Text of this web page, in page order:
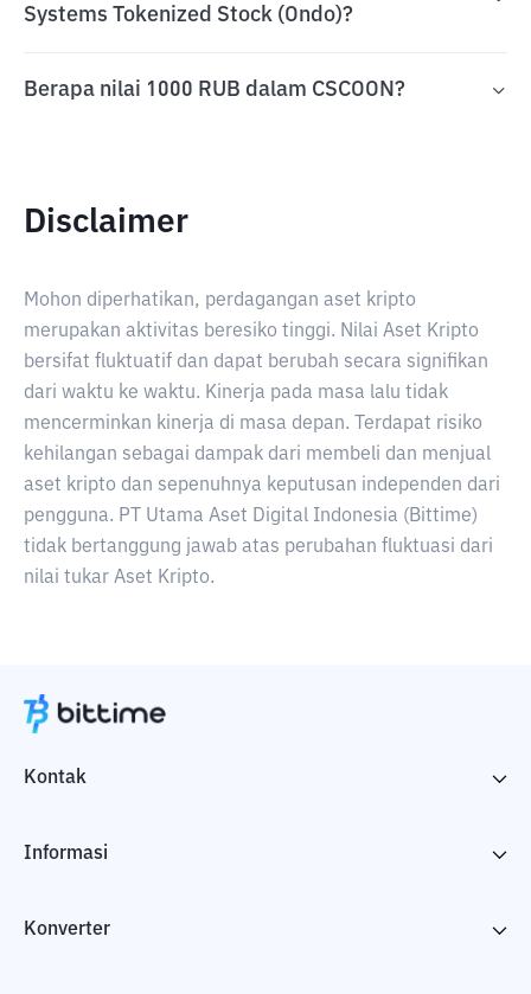
Systems Tokenized Stock (Ondo)?
Berapa nilai 1000 RUB dalam CSCOON?
Disclaimer
Mohon diperhatikan, perdagangan aset kripto
merupakan aktivitas beresiko tinggi. Nilai Aset Kripto
bersifat fluktuatif dan dapat berubah secara signifikan
dari waktu ke waktu. Kinerja pada masa lalu tidak
mencerminkan kinerja di masa depan. Terdapat risiko
kehilangan sebagai dampak dari membeli dan menjual
aset kripto dan sepenuhnya keputusan independen dari
pengguna. PT Utama Aset Digital Indonesia (Bittime)
tidak bertanggung jawab atas perubahan fluktuasi dari
nilai tukar Aset Kripto.
Kontak
Informasi
Konverter